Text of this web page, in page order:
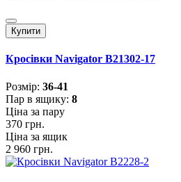
Купити
Кросівки Navigator B21302-17
Розмiр: 36-41
Пар в ящику: 8
Ціна за пару
370 грн.
Ціна за ящик
2 960 грн.